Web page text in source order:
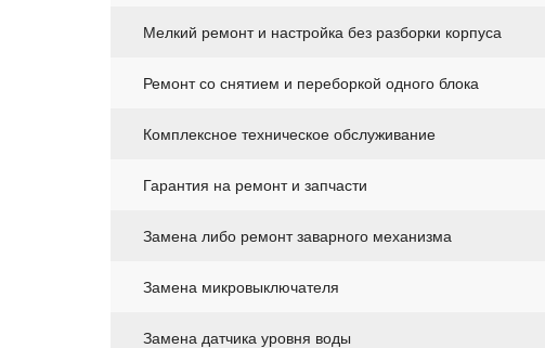
Мелкий ремонт и настройка без разборки корпуса
Ремонт со снятием и переборкой одного блока
Комплексное техническое обслуживание
Гарантия на ремонт и запчасти
Замена либо ремонт заварного механизма
Замена микровыключателя
Замена датчика уровня воды